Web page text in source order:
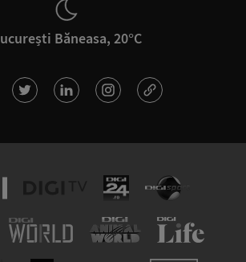
Băneasa, 20°C